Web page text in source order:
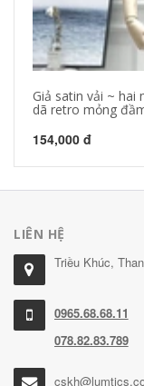
Giả satin vải ~ hai
dã retro mỏng
154,000 đ
LIÊN HỆ
Triều Khúc,
0965.68.68.11
078.82.83.789